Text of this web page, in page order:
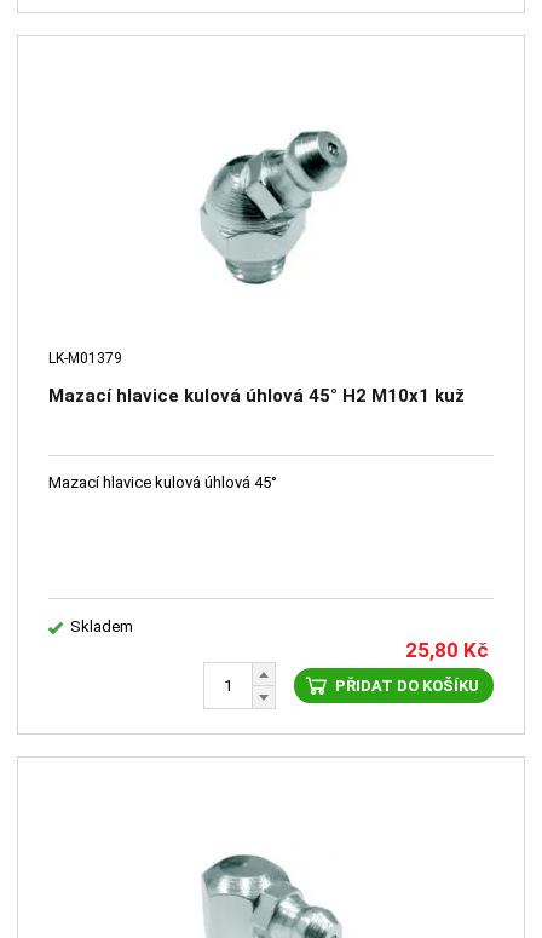
LK-M01379
Mazací hlavice kulová úhlová 45° H2 M10x1 kuž
Mazací hlavice kulová úhlová 45°
Skladem
25,80 Kč
PŘIDAT DO KOŠÍKU